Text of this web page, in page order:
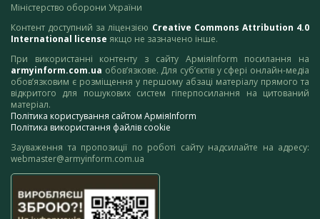
Міністерство оборони України
Контент доступний за ліцензією Creative Commons Attribution 4.0
International license якщо не зазначено інше.
При використанні контенту з сайту АрміяInform посилання на
armyinform.com.ua обов’язкове. Для суб’єктів у сфері онлайн-медіа
обов’язковим є розміщення у першому абзаці матеріалу прямого та
відкритого для пошукових систем гіперпосилання на цитований
матеріал.
Політика користування сайтом АрміяInform
Політика використання файлів cookie
Зауваження та пропозиції по роботі сайту надсилайте на адресу:
webmaster@armyinform.com.ua